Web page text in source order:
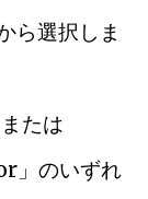
ら選択しま
たは
」のいずれ